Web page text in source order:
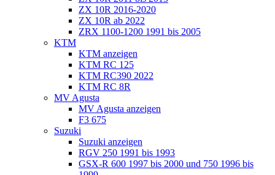
ZX 10R 2016-2020
ZX 10R ab 2022
ZRX 1100-1200 1991 bis 2005
KTM
KTM anzeigen
KTM RC 125
KTM RC390 2022
KTM RC 8R
MV Agusta
MV Agusta anzeigen
F3 675
Suzuki
Suzuki anzeigen
RGV 250 1991 bis 1993
GSX-R 600 1997 bis 2000 und 750 1996 bis